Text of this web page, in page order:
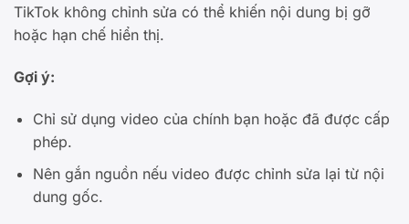
TikTok không chỉnh sửa có thể khiến nội dung bị gỡ
hoặc hạn chế hiển thị.
Gợi ý:
Chỉ sử dụng video của chính bạn hoặc đã được cấp
phép.
Nên gắn nguồn nếu video được chỉnh sửa lại từ nội
dung gốc.